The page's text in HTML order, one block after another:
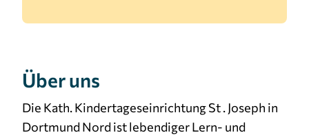
Über uns
Die Kath. Kindertageseinrichtung St . Joseph in
Dortmund Nord ist lebendiger Lern- und